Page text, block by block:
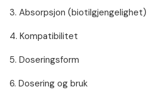
3. Absorpsjon (biotilgjengelighet)
4. Kompatibilitet
5. Doseringsform
6. Dosering og bruk